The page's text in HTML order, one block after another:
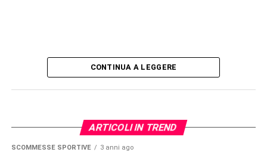
CONTINUA A LEGGERE
ARTICOLI IN TREND
SCOMMESSE SPORTIVE 3 anni ago